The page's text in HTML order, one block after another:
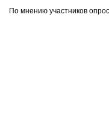
По мнению участников